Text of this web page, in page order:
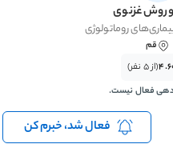
غزنوی
روماتولوژی
قم
(از 5 نفر)
فعال نیست.
فعال شد، خبرم کن